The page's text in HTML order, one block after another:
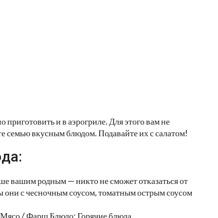
и в аэрогриле. Для этого вам не
семью вкусным блюдом. Подавайте их с салатом!
вашим родным — никто не сможет отказаться от
с чесночным соусом, томатным острым соусом
/ Фарш Блюдо: Горячие блюда